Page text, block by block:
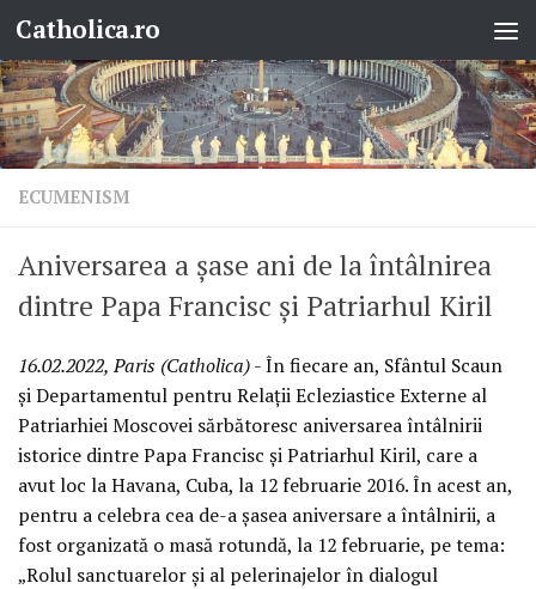
Skip to content
Catholica.ro
ECUMENISM
Aniversarea a șase ani de la întâlnirea
dintre Papa Francisc și Patriarhul Kiril
16.02.2022, Paris (Catholica)- În fiecare an, Sfântul Scaun
și Departamentul pentru Relații Ecleziastice Externe al
Patriarhiei Moscovei sărbătoresc aniversarea întâlnirii
istorice dintre Papa Francisc și Patriarhul Kiril, care a
avut loc la Havana, Cuba, la 12 februarie 2016. În acest an,
pentru a celebra cea de-a șasea aniversare a întâlnirii, a
fost organizată o masă rotundă, la 12 februarie, pe tema:
„Rolul sanctuarelor și al pelerinajelor în dialogul